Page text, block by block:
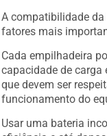
A compatibilidade
fatores mais
Cada empilhadeira
capacidade de carga
que devem ser
funcionamento do
Usar uma bateria